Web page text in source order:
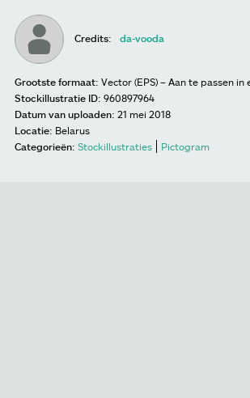
Credits: da-vooda
Grootste formaat: Vector (EPS) – Aan te passen
Stockillustratie ID: 960897964
Datum van uploaden: 21 mei 2018
Locatie: Belarus
Categorieën: Stockillustraties Pictogram